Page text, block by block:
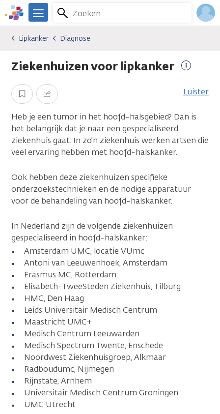
Overslaan
en
gaan
We
er
je.
Zoeken
Menu
Kankersoorten
Lipkanker
Diagnose
Lipkanker Diagnose
Ziekenhuizen voor lipkanker
Opslaan Delen Luister
Heb je een tumor in het hoofd-halsgebied? Dan is
het belangrijk dat je naar een gespecialiseerd
ziekenhuis gaat. In zo’n ziekenhuis werken artsen die
veel ervaring hebben met hoofd-halskanker.
Ook hebben deze ziekenhuizen specifieke
onderzoekstechnieken en de nodige apparatuur
voor de behandeling van hoofd-halskanker.
In Nederland zijn de volgende ziekenhuizen
gespecialiseerd in hoofd-halskanker:
Amsterdam UMC, locatie VUmc
Antoni van Leeuwenhoek, Amsterdam
Erasmus MC, Rotterdam
Elisabeth-TweeSteden Ziekenhuis, Tilburg
HMC, Den Haag
Leids Universitair Medisch Centrum
Maastricht UMC+
Medisch Centrum Leeuwarden
Medisch Spectrum Twente, Enschede
Noordwest Ziekenhuisgroep, Alkmaar
Radboudumc, Nijmegen
Rijnstate, Arnhem
Universitair Medisch Centrum Groningen
UMC Utrecht